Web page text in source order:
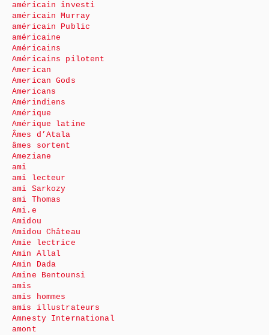
américain investi
américain Murray
américain Public
américaine
Américains
Américains pilotent
American
American Gods
Americans
Amérindiens
Amérique
Amérique latine
Âmes d’Atala
âmes sortent
Ameziane
ami
ami lecteur
ami Sarkozy
ami Thomas
Ami.e
Amidou
Amidou Château
Amie lectrice
Amin Allal
Amin Dada
Amine Bentounsi
amis
amis hommes
amis illustrateurs
Amnesty International
amont